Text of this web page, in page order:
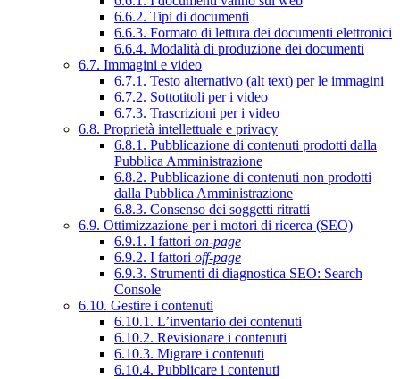
6.6.2. Tipi di documenti
6.6.3. Formato di lettura dei documenti elettronici
6.6.4. Modalità di produzione dei documenti
6.7. Immagini e video
6.7.1. Testo alternativo (alt text) per le immagini
6.7.2. Sottotitoli per i video
6.7.3. Trascrizioni per i video
6.8. Proprietà intellettuale e privacy
6.8.1. Pubblicazione di contenuti prodotti dalla
Pubblica Amministrazione
6.8.2. Pubblicazione di contenuti non prodotti
dalla Pubblica Amministrazione
6.8.3. Consenso dei soggetti ritratti
6.9. Ottimizzazione per i motori di ricerca (SEO)
6.9.1. I fattori on-page
6.9.2. I fattori off-page
6.9.3. Strumenti di diagnostica SEO: Search
Console
6.10. Gestire i contenuti
6.10.1. L’inventario dei contenuti
6.10.2. Revisionare i contenuti
6.10.3. Migrare i contenuti
6.10.4. Pubblicare i contenuti